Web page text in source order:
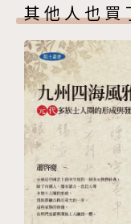
我們眼睛的世界，
相，同時還要學習
作者簡介
麥金泰爾（Lee
密西根大學安娜
版權頁
其他人也買